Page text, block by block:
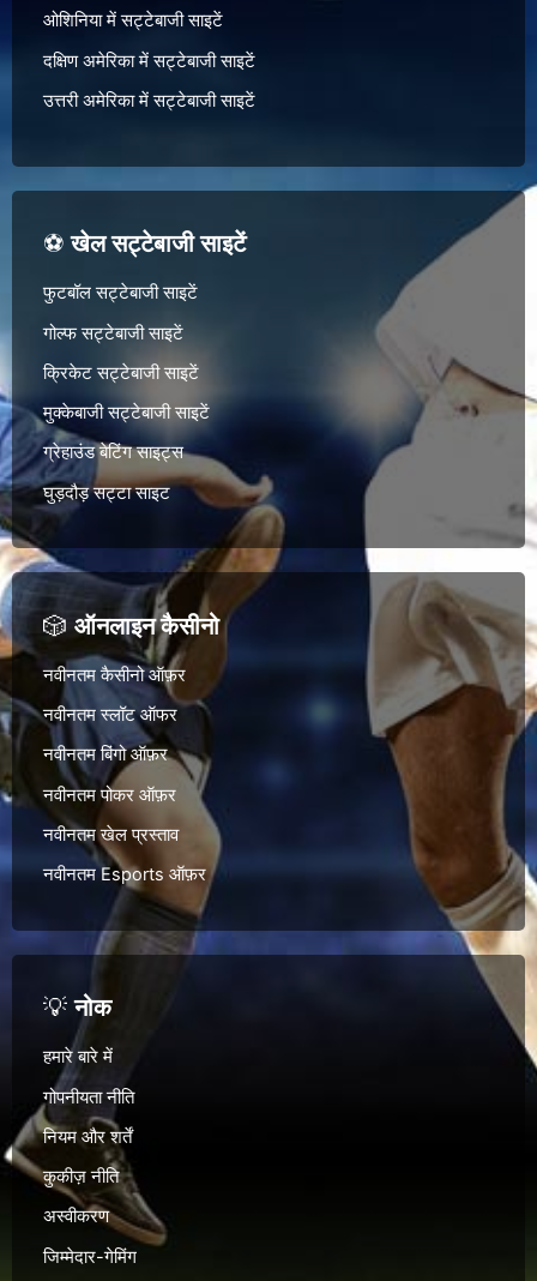
ओशिनिया में सट्टेबाजी साइटें
दक्षिण अमेरिका में सट्टेबाजी साइटें
उत्तरी अमेरिका में सट्टेबाजी साइटें
⚽खेल सट्टेबाजी साइटें
फुटबॉल सट्टेबाजी साइटें
गोल्फ सट्टेबाजी साइटें
क्रिकेट सट्टेबाजी साइटें
मुक्केबाजी सट्टेबाजी साइटें
ग्रेहाउंड बेटिंग साइट्स
घुड़दौड़ सट्टा साइट
🎲ऑनलाइन कैसीनो
नवीनतम कैसीनो ऑफ़र
नवीनतम स्लॉट ऑफर
नवीनतम बिंगो ऑफ़र
नवीनतम पोकर ऑफ़र
नवीनतम खेल प्रस्ताव
नवीनतम Esports ऑफ़र
💡नोक
हमारे बारे में
गोपनीयता नीति
नियम और शर्तें
कुकीज़ नीति
अस्वीकरण
जिम्मेदार-गेमिंग